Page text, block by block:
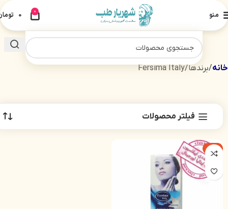
منو 0
0
خانه برندها Fersima Italy
فیلتر محصولات
-8%